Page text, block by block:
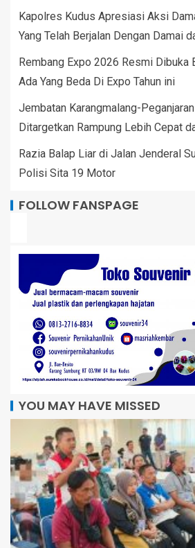
Kapolres Kudus Apresiasi Aksi
Yang Telah Berjalan Dengan Damai
Rembang Expo 2026 Resmi Dibuka
Ada Yang Beda Di Expo Tahun ini
Jembatan Karangmalang-
Ditargetkan Rampung Lebih Cepat
Razia Balap Liar di Jalan Jenderal
Polisi Sita 19 Motor
FOLLOW FANSPAGE
YOU MAY HAVE MISSED